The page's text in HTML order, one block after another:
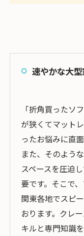
速やかな大
「折角買ったソ
が狭くてマット
ったお悩みに直
また、そのよう
スペースを圧迫
要です。そこで
関東各地でスピ
おります。クレ
キルと専門知識